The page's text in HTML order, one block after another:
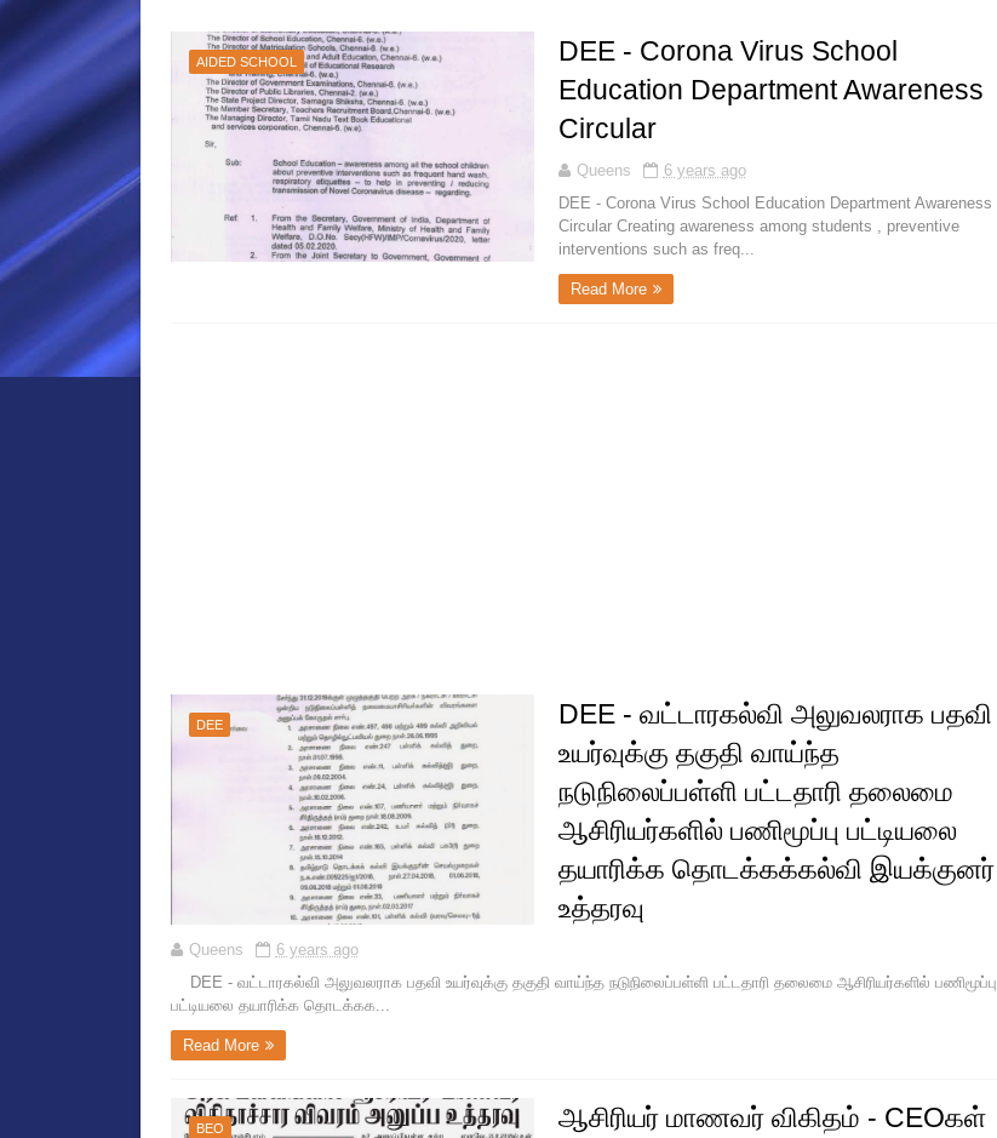
AIDED SCHOOL
DEE - Corona Virus School
Education Department Awareness
Circular
Queens
6 years ago
DEE - Corona Virus School Education Department Awareness
Circular Creating awareness among students , preventive
interventions such as freq...
Read More
DEE
DEE - வட்டாரகல்வி அலுவலராக பதவி
உயர்வுக்கு தகுதி வாய்ந்த
நடுநிலைப்பள்ளி பட்டதாரி தலைமை
ஆசிரியர்களில் பணிமூப்பு பட்டியலை
தயாரிக்க தொடக்கக்கல்வி இயக்குனர்
உத்தரவு
Queens
6 years ago
DEE - வட்டாரகல்வி அலுவலராக பதவி உயர்வுக்கு தகுதி வாய்ந்த நடுநிலைப்பள்ளி பட்டதாரி தலைமை ஆசிரியர்களில் பணிமூப்பு
பட்டியலை தயாரிக்க தொடக்கக...
Read More
BEO
ஆசிரியர் மாணவர் விகிதம் - CEOகள்